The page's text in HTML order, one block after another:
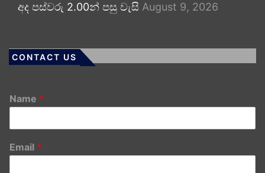
අද පස්වරු 2.00න් පසු වැසි August 9, 2026
CONTACT US
Name *
Email *